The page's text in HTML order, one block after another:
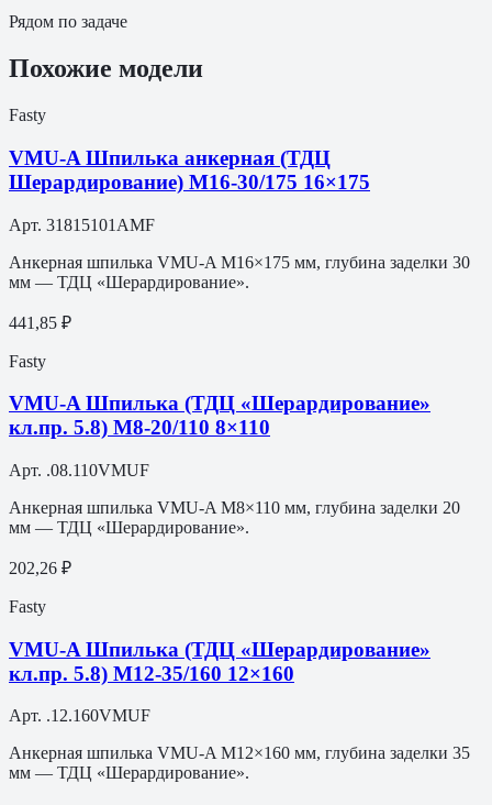
Рядом по задаче
Похожие модели
Fasty
VMU-A Шпилька анкерная (ТДЦ
Шерардирование) M16-30/175 16×175
Арт. 31815101AMF
Анкерная шпилька VMU-A M16×175 мм, глубина заделки 30
мм — ТДЦ «Шерардирование».
441,85 ₽
Fasty
VMU-A Шпилька (ТДЦ «Шерардирование»
кл.пр. 5.8) M8-20/110 8×110
Арт. .08.110VMUF
Анкерная шпилька VMU-A M8×110 мм, глубина заделки 20
мм — ТДЦ «Шерардирование».
202,26 ₽
Fasty
VMU-A Шпилька (ТДЦ «Шерардирование»
кл.пр. 5.8) M12-35/160 12×160
Арт. .12.160VMUF
Анкерная шпилька VMU-A M12×160 мм, глубина заделки 35
мм — ТДЦ «Шерардирование».